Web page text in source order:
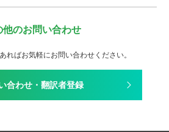
他のお問い合わせ
ればお気軽にお問い合わせください。
合わせ・翻訳者登録